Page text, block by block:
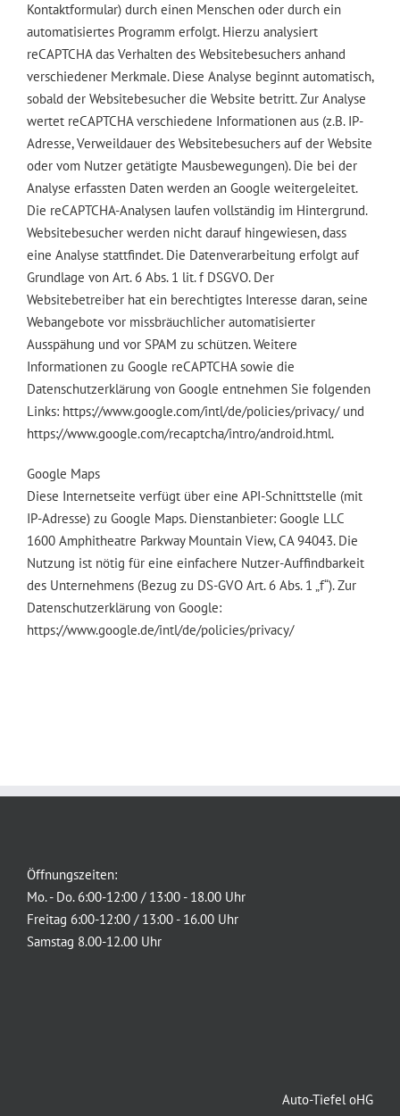
Kontaktformular) durch einen Menschen oder durch ein
automatisiertes Programm erfolgt. Hierzu analysiert
reCAPTCHA das Verhalten des Websitebesuchers anhand
verschiedener Merkmale. Diese Analyse beginnt automatisch,
sobald der Websitebesucher die Website betritt. Zur Analyse
wertet reCAPTCHA verschiedene Informationen aus (z.B. IP-
Adresse, Verweildauer des Websitebesuchers auf der Website
oder vom Nutzer getätigte Mausbewegungen). Die bei der
Analyse erfassten Daten werden an Google weitergeleitet.
Die reCAPTCHA-Analysen laufen vollständig im Hintergrund.
Websitebesucher werden nicht darauf hingewiesen, dass
eine Analyse stattfindet. Die Datenverarbeitung erfolgt auf
Grundlage von Art. 6 Abs. 1 lit. f DSGVO. Der
Websitebetreiber hat ein berechtigtes Interesse daran, seine
Webangebote vor missbräuchlicher automatisierter
Ausspähung und vor SPAM zu schützen. Weitere
Informationen zu Google reCAPTCHA sowie die
Datenschutzerklärung von Google entnehmen Sie folgenden
Links: https://www.google.com/intl/de/policies/privacy/ und
https://www.google.com/recaptcha/intro/android.html.
Google Maps
Diese Internetseite verfügt über eine API-Schnittstelle (mit
IP-Adresse) zu Google Maps. Dienstanbieter: Google LLC
1600 Amphitheatre Parkway Mountain View, CA 94043. Die
Nutzung ist nötig für eine einfachere Nutzer-Auffindbarkeit
des Unternehmens (Bezug zu DS-GVO Art. 6 Abs. 1 „f“). Zur
Datenschutzerklärung von Google:
https://www.google.de/intl/de/policies/privacy/
Öffnungszeiten:
Mo. - Do. 6:00-12:00 / 13:00 - 18.00 Uhr
Freitag 6:00-12:00 / 13:00 - 16.00 Uhr
Samstag 8.00-12.00 Uhr
Auto-Tiefel oHG